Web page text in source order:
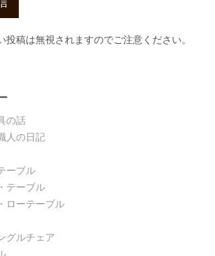
投稿は無視されますのでご注意ください。
の話
人の日記
ーブル
テーブル
ローテーブル
グルチェア